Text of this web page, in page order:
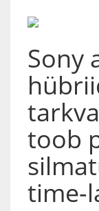
Sony
toob
time-